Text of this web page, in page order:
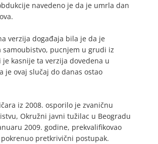
navedeno je da je umrla dan
verzija događaja bila je da je
samoubistvo, pucnjem u grudi iz
je kasnije ta verzija dovedena u
je ovaj slučaj do danas ostao
iz 2008. osporilo je zvaničnu
Okružni javni tužilac u Beogradu
2009. godine, prekvalifikovao
pretkrivični postupak.